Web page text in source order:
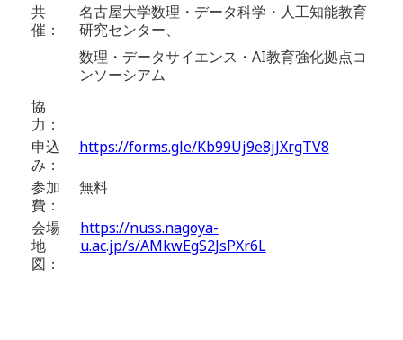
共
催：
名古屋大学数理・データ科学・人工知能教育
研究センター、
数理・データサイエンス・AI教育強化拠点コ
ンソーシアム​
協
力：
申込
み：
https://forms.gle/Kb99Uj9e8jJXrgTV8
参加
費：
無料
会場
地
図：
https://nuss.nagoya-
u.ac.jp/s/AMkwEgS2JsPXr6L